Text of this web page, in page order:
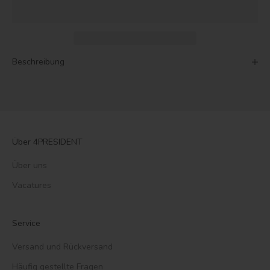
Beschreibung
Über 4PRESIDENT
Über uns
Vacatures
Service
Versand und Rückversand
Häufig gestellte Fragen